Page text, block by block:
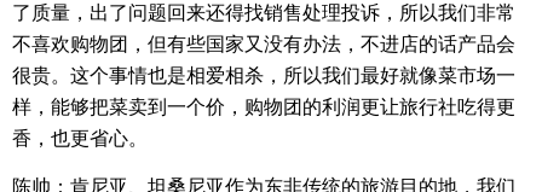
了质量，出了问题回来还得找销售处理投诉，所以我们非常
不喜欢购物团，但有些国家又没有办法，不进店的话产品会
很贵。这个事情也是相爱相杀，所以我们最好就像菜市场一
样，能够把菜卖到一个价，购物团的利润更让旅行社吃得更
香，也更省心。
陈帅：肯尼亚、坦桑尼亚作为东非传统的旅游目的地，我们